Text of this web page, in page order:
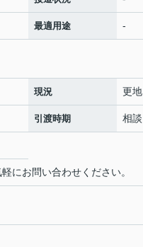
最適用途 -
現況 更地
引渡時期 相談
にお問い合わせください。